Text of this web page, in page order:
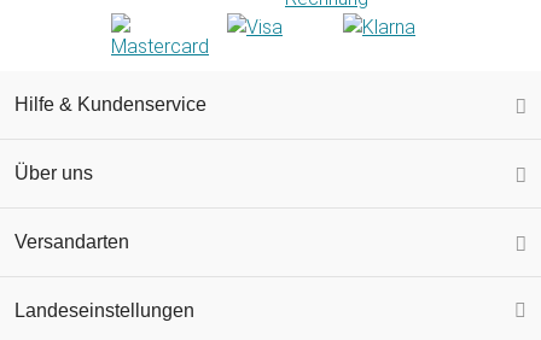
Hilfe & Kundenservice
Über uns
Versandarten
Landeseinstellungen